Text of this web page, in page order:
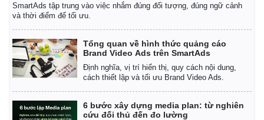
Bất động sản
Khởi nghiệp
Tiêu dùng
Tỷ giá
Chứng khoán
SmartAds tập trung vào việc nhắm đúng đối tượng, đúng ngữ cảnh
và thời điểm để tối ưu.
Tổng quan về hình thức quảng cáo
Brand Video Ads trên SmartAds
Định nghĩa, vị trí hiển thị, quy cách nội dung,
cách thiết lập và tối ưu Brand Video Ads.
6 bước xây dựng media plan: từ nghiên
cứu đối thủ đến đo lường